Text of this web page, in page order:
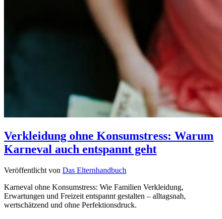
Verkleidung ohne Konsumstress: Warum
Karneval auch entspannt geht
Veröffentlicht von Das Elternhandbuch
Karneval ohne Konsumstress: Wie Familien Verkleidung,
Erwartungen und Freizeit entspannt gestalten – alltagsnah,
wertschätzend und ohne Perfektionsdruck.